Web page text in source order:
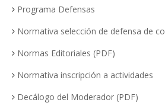
Programa Defensas
Normativa selección de defensa de
Normas Editoriales (PDF)
Normativa inscripción a actividades
Decálogo del Moderador (PDF)